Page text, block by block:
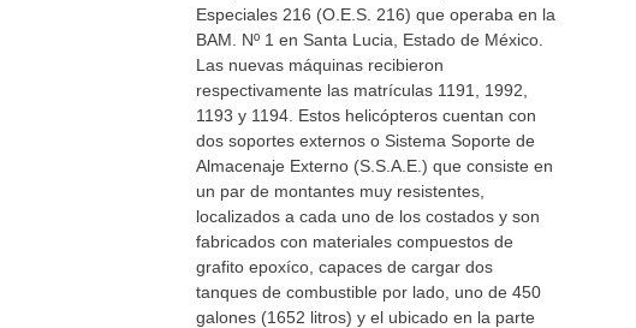
Especiales 216 (O.E.S. 216) que operaba en la
BAM. Nº 1 en Santa Lucia, Estado de México.
Las nuevas máquinas recibieron
respectivamente las matrículas 1191, 1992,
1193 y 1194. Estos helicópteros cuentan con
dos soportes externos o Sistema Soporte de
Almacenaje Externo (S.S.A.E.) que consiste en
un par de montantes muy resistentes,
localizados a cada uno de los costados y son
fabricados con materiales compuestos de
grafito epoxíco, capaces de cargar dos
tanques de combustible por lado, uno de 450
galones (1652 litros) y el ubicado en la parte